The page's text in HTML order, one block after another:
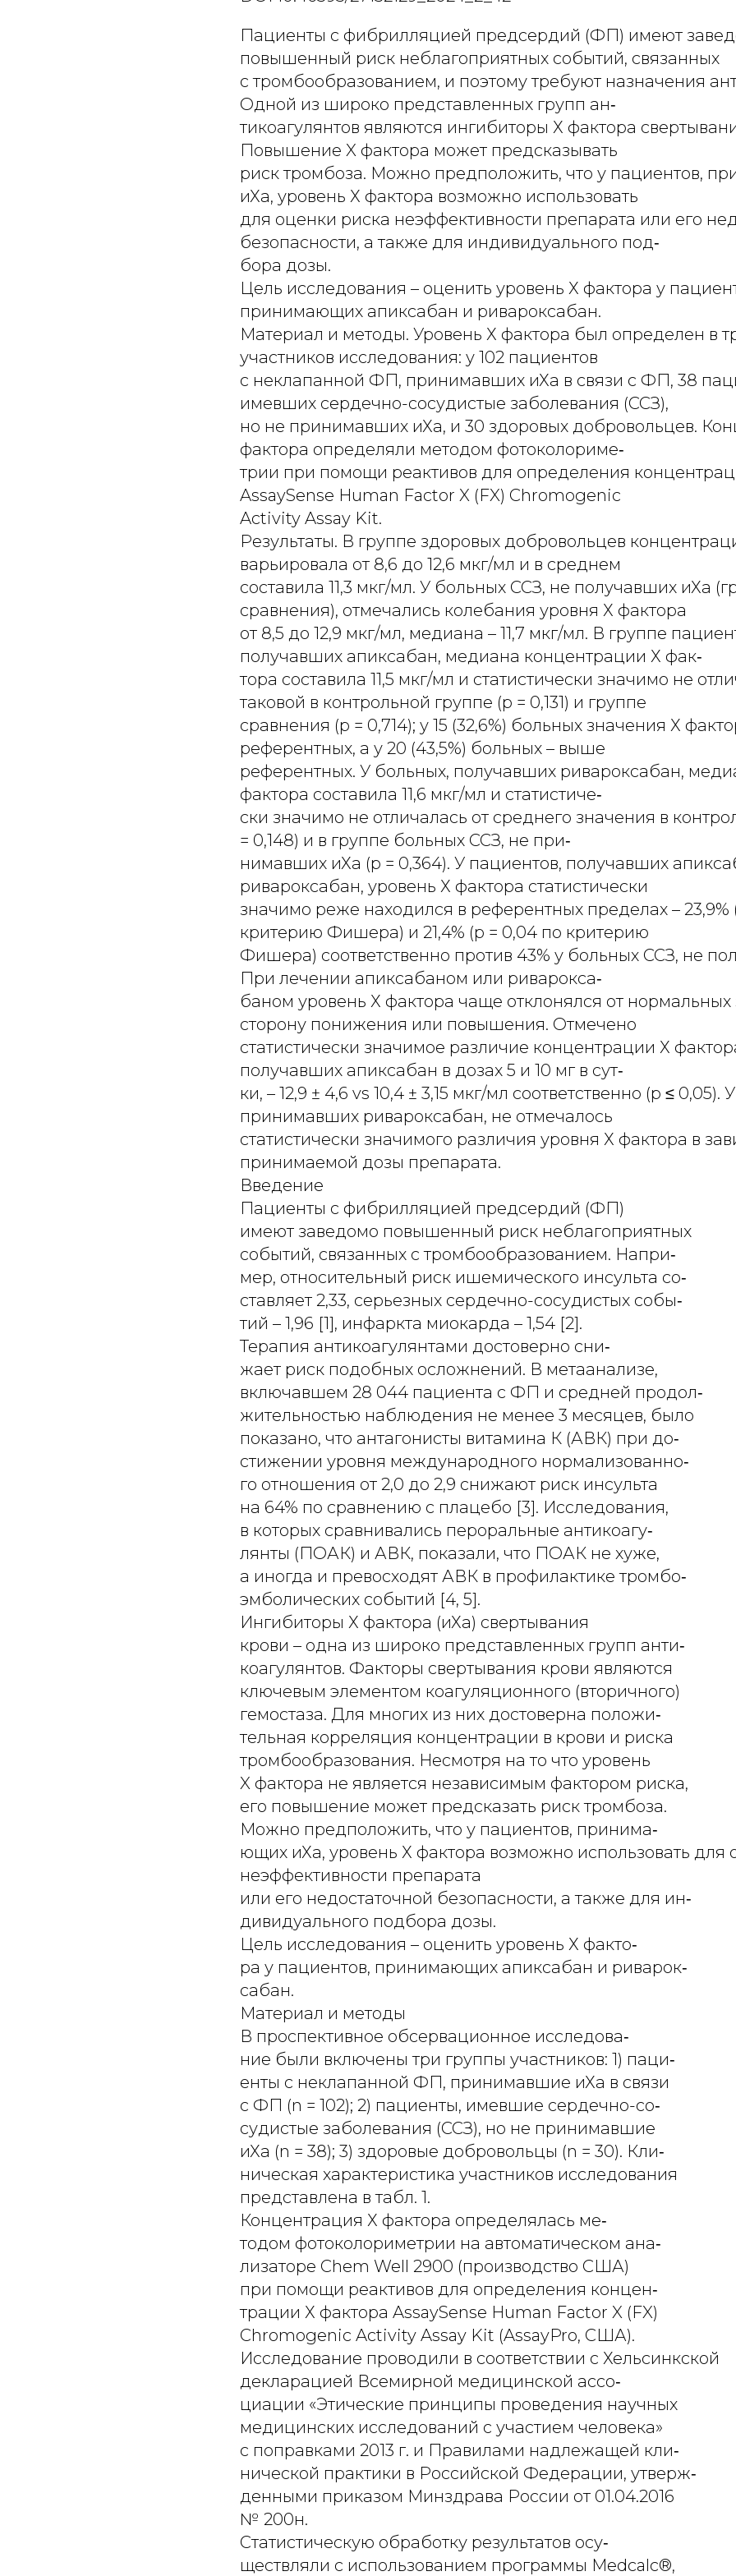
Пациенты с фибрилляцией предсердий (ФП) имеют
повышенный риск неблагоприятных событий, связанных
с тромбообразованием, и поэтому требуют назначения
Одной из широко представленных групп ан‑
тикоагулянтов являются ингибиторы Х фактора
Повышение X фактора может предсказывать
риск тромбоза. Можно предположить, что у пациентов,
иХа, уровень Х фактора возможно использовать
для оценки риска неэффективности препарата или его
безопасности, а также для индивидуального под‑
бора дозы.
Цель исследования – оценить уровень Х фактора у
принимающих апиксабан и ривароксабан.
Материал и методы. Уровень Х фактора был определен в
участников исследования: у 102 пациентов
с неклапанной ФП, принимавших иХа в связи с ФП, 38
имевших сердечно-сосудистые заболевания (ССЗ),
но не принимавших иХа, и 30 здоровых добровольцев.
фактора определяли методом фотоколориме‑
трии при помощи реактивов для определения
AssaySense Human Factor X (FX) Chromogenic
Activity Assay Kit.
Результаты. В группе здоровых добровольцев
варьировала от 8,6 до 12,6 мкг/мл и в среднем
составила 11,3 мкг/мл. У больных ССЗ, не получавших иХа
сравнения), отмечались колебания уровня Х фактора
от 8,5 до 12,9 мкг/мл, медиана – 11,7 мкг/мл. В группе
получавших апиксабан, медиана концентрации Х фак‑
тора составила 11,5 мкг/мл и статистически значимо не
таковой в контрольной группе (р = 0,131) и группе
сравнения (р = 0,714); у 15 (32,6%) больных значения Х
референтных, а у 20 (43,5%) больных – выше
референтных. У больных, получавших ривароксабан,
фактора составила 11,6 мкг/мл и статистиче‑
ски значимо не отличалась от среднего значения в
= 0,148) и в группе больных ССЗ, не при‑
нимавших иХа (р = 0,364). У пациентов, получавших
ривароксабан, уровень Х фактора статистически
значимо реже находился в референтных пределах – 23,9%
критерию Фишера) и 21,4% (р = 0,04 по критерию
Фишера) соответственно против 43% у больных CCЗ, не
При лечении апиксабаном или риварокса‑
баном уровень Х фактора чаще отклонялся от нормальных
сторону понижения или повышения. Отмечено
статистически значимое различие концентрации Х
получавших апиксабан в дозах 5 и 10 мг в сут‑
ки, – 12,9 ± 4,6 vs 10,4 ± 3,15 мкг/мл соответственно (р ≤ 0,05).
принимавших ривароксабан, не отмечалось
статистически значимого различия уровня Х фактора в
принимаемой дозы препарата.
Введение
Пациенты с фибрилляцией предсердий (ФП)
имеют заведомо повышенный риск неблагоприятных
событий, связанных с тромбообразованием. Напри‑
мер, относительный риск ишемического инсульта со‑
ставляет 2,33, серьезных сердечно-сосудистых собы‑
тий – 1,96 [1], инфаркта миокарда – 1,54 [2].
Терапия антикоагулянтами достоверно сни‑
жает риск подобных осложнений. В метаанализе,
включавшем 28 044 пациента с ФП и средней продол‑
жительностью наблюдения не менее 3 месяцев, было
показано, что антагонисты витамина К (АВК) при до‑
стижении уровня международного нормализованно‑
го отношения от 2,0 до 2,9 снижают риск инсульта
на 64% по сравнению с плацебо [3]. Исследования,
в которых сравнивались пероральные антикоагу‑
лянты (ПОАК) и АВК, показали, что ПОАК не хуже,
а иногда и превосходят АВК в профилактике тромбо‑
эмболических событий [4, 5].
Ингибиторы Х фактора (иХа) свертывания
крови – одна из широко представленных групп анти‑
коагулянтов. Факторы свертывания крови являются
ключевым элементом коагуляционного (вторичного)
гемостаза. Для многих из них достоверна положи‑
тельная корреляция концентрации в крови и риска
тромбообразования. Несмотря на то что уровень
X фактора не является независимым фактором риска,
его повышение может предсказать риск тромбоза.
Можно предположить, что у пациентов, принима‑
ющих иХа, уровень Х фактора возможно использовать для
неэффективности препарата
или его недостаточной безопасности, а также для ин‑
дивидуального подбора дозы.
Цель исследования – оценить уровень Х факто‑
ра у пациентов, принимающих апиксабан и риварок‑
сабан.
Материал и методы
В проспективное обсервационное исследова‑
ние были включены три группы участников: 1) паци‑
енты с неклапанной ФП, принимавшие иХа в связи
с ФП (n = 102); 2) пациенты, имевшие сердечно-со‑
судистые заболевания (ССЗ), но не принимавшие
иХа (n = 38); 3) здоровые добровольцы (n = 30). Кли‑
ническая характеристика участников исследования
представлена в табл. 1.
Концентрация Х фактора определялась ме‑
тодом фотоколориметрии на автоматическом ана‑
лизаторе Chem Well 2900 (производство США)
при помощи реактивов для определения концен‑
трации Х фактора AssaySense Human Factor X (FX)
Chromogenic Activity Assay Kit (AssayPro, CША).
Исследование проводили в соответствии с Хельсинкской
декларацией Всемирной медицинской ассо‑
циации «Этические принципы проведения научных
медицинских исследований с участием человека»
с поправками 2013 г. и Правилами надлежащей кли‑
нической практики в Российской Федерации, утверж‑
денными приказом Минздрава России от 01.04.2016
№ 200н.
Статистическую обработку результатов осу‑
ществляли с использованием программы Medcalс®,